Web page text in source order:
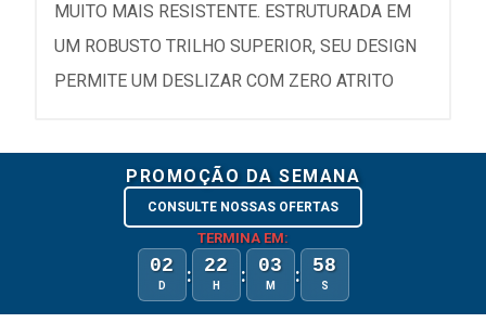
MUITO MAIS RESISTENTE. ESTRUTURADA EM
UM ROBUSTO TRILHO SUPERIOR, SEU DESIGN
PERMITE UM DESLIZAR COM ZERO ATRITO
PROMOÇÃO DA SEMANA
CONSULTE NOSSAS OFERTAS
TERMINA EM:
02
D : 22
H : 03
M : 58
S